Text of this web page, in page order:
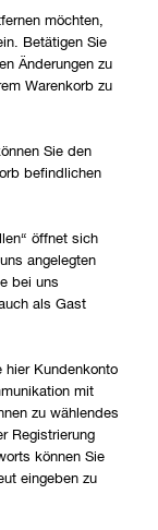
möchten,
Betätigen Sie
Änderungen zu
Warenkorb zu
Sie den
befindlichen
öffnet sich
angelegten
bei uns
als Gast
hier Kundenkonto
mit
zu wählendes
Registrierung
können Sie
eingeben zu